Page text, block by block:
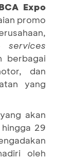
Expo
promo
services
berbagai
dan
yang
akan
29
oleh